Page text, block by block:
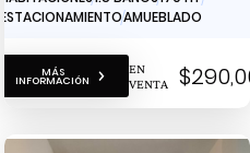
1 ESTACIONAMIENTOAMUEBLADO
MÁS
INFORMACIÓN
EN
VENTA